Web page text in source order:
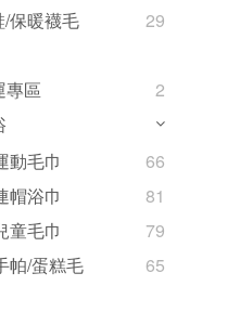
/保暖襪毛
29
專區
2
動毛巾
66
帽浴巾
81
童毛巾
79
帕/蛋糕毛
65